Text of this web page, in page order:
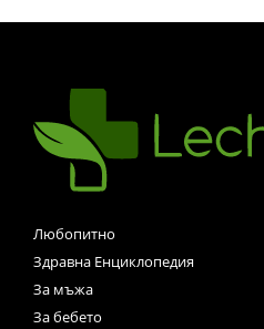
Любопитно
Здравна Енциклопедия
За мъжа
За бебето